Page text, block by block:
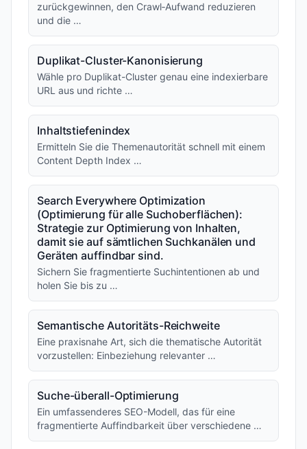
zurückgewinnen, den Crawl‑Aufwand reduzieren
und die …
Duplikat-Cluster-Kanonisierung
Wähle pro Duplikat-Cluster genau eine indexierbare
URL aus und richte …
Inhaltstiefenindex
Ermitteln Sie die Themenautorität schnell mit einem
Content Depth Index …
Search Everywhere Optimization
(Optimierung für alle Suchoberflächen):
Strategie zur Optimierung von Inhalten,
damit sie auf sämtlichen Suchkanälen und
Geräten auffindbar sind.
Sichern Sie fragmentierte Suchintentionen ab und
holen Sie bis zu …
Semantische Autoritäts-Reichweite
Eine praxisnahe Art, sich die thematische Autorität
vorzustellen: Einbeziehung relevanter …
Suche-überall-Optimierung
Ein umfassenderes SEO-Modell, das für eine
fragmentierte Auffindbarkeit über verschiedene …